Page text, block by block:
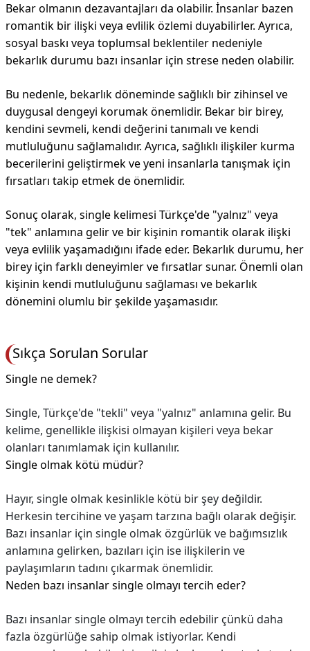
Bekar olmanın dezavantajları da olabilir. İnsanlar bazen
romantik bir ilişki veya evlilik özlemi duyabilirler. Ayrıca,
sosyal baskı veya toplumsal beklentiler nedeniyle
bekarlık durumu bazı insanlar için strese neden olabilir.
Bu nedenle, bekarlık döneminde sağlıklı bir zihinsel ve
duygusal dengeyi korumak önemlidir. Bekar bir birey,
kendini sevmeli, kendi değerini tanımalı ve kendi
mutluluğunu sağlamalıdır. Ayrıca, sağlıklı ilişkiler kurma
becerilerini geliştirmek ve yeni insanlarla tanışmak için
fırsatları takip etmek de önemlidir.
Sonuç olarak, single kelimesi Türkçe'de "yalnız" veya
"tek" anlamına gelir ve bir kişinin romantik olarak ilişki
veya evlilik yaşamadığını ifade eder. Bekarlık durumu, her
birey için farklı deneyimler ve fırsatlar sunar. Önemli olan
kişinin kendi mutluluğunu sağlaması ve bekarlık
dönemini olumlu bir şekilde yaşamasıdır.
Sıkça Sorulan Sorular
Single ne demek?
Single, Türkçe'de "tekli" veya "yalnız" anlamına gelir. Bu
kelime, genellikle ilişkisi olmayan kişileri veya bekar
olanları tanımlamak için kullanılır.
Single olmak kötü müdür?
Hayır, single olmak kesinlikle kötü bir şey değildir.
Herkesin tercihine ve yaşam tarzına bağlı olarak değişir.
Bazı insanlar için single olmak özgürlük ve bağımsızlık
anlamına gelirken, bazıları için ise ilişkilerin ve
paylaşımların tadını çıkarmak önemlidir.
Neden bazı insanlar single olmayı tercih eder?
Bazı insanlar single olmayı tercih edebilir çünkü daha
fazla özgürlüğe sahip olmak istiyorlar. Kendi